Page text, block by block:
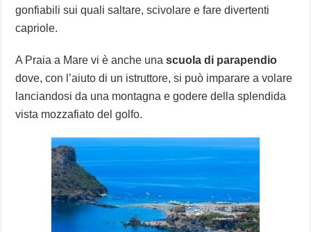
gonfiabili sui quali saltare, scivolare e fare divertenti
capriole.
A Praia a Mare vi è anche unascuola di parapendio
dove, con l’aiuto di un istruttore, si può imparare a volare
lanciandosi da una montagna e godere della splendida
vista mozzafiato del golfo.